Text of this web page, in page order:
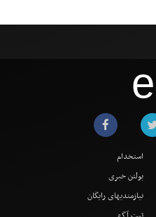
استخدام
بولتن خبری
نیازمندیهای رایگان